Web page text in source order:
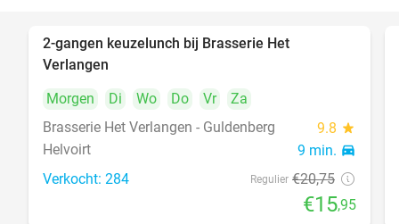
2-gangen keuzelunch bij Brasserie Het
Verlangen
Morgen
Di Wo Do Vr
Za
Brasserie Het Verlangen - Guldenberg
9.8 star
Helvoirt 9 min. directions_car
Verkocht: 284 Regulier €20,75
€15,95